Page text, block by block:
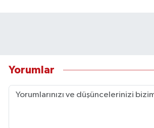
Yorumlar